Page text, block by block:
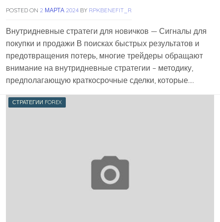
POSTED ON 2 МАРТА 2024 BY RPKBENEFIT_R
Внутридневные стратеги для новичков — Сигналы для
покупки и продажи В поисках быстрых результатов и
предотвращения потерь, многие трейдеры обращают
внимание на внутридневные стратегии – методику,
предполагающую краткосрочные сделки, которые….
СТРАТЕГИИ FOREX